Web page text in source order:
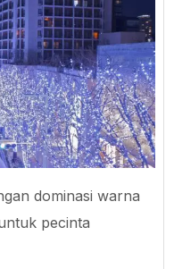
dominasi warna
pecinta